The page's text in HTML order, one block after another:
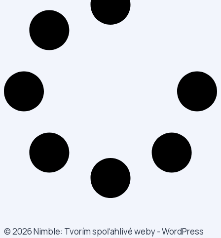
© 2026 Nimble: Tvorím spoľahlivé weby - WordPress